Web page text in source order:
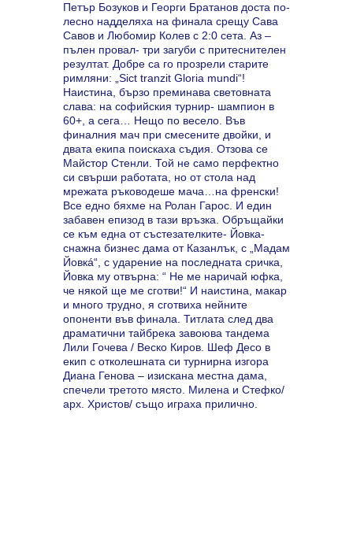
Петър Бозуков и Георги Братанов доста по-
лесно надделяха на финала срещу Сава
Савов и Любомир Колев с 2:0 сета. Аз –
пълен провал- три загуби с притеснителен
резултат. Добре са го прозрели старите
римляни: „Siсt tranzit Gloria mundi“!
Наистина, бързо преминава световната
слава: на софийския турнир- шампион в
60+, а сега… Нещо по весело. Във
финалния мач при смесените двойки, и
двата екипа поискаха съдия. Отзова се
Майстор Стенли. Той не само перфектно
си свърши работата, но от стола над
мрежата ръководеше мача…на френски!
Все едно бяхме на Ролан Гарос. И един
забавен епизод в тази връзка. Обръщайки
се към една от състезателките- Йовка-
снажна бизнес дама от Казанлък, с „Мадам
Йовкá“, с ударение на последната сричка,
Йовка му отвърна: “ Не ме наричай юфка,
че някой ще ме сготви!“ И наистина, макар
и много трудно, я сготвиха нейните
опоненти във финала. Титлата след два
драматични тайбрека завоюва тандема
Лили Гочева / Веско Киров. Шеф Десо в
екип с отколешната си турнирна изгора
Диана Генова – изискана местна дама,
спечели третото място. Милена и Стефко/
арх. Христов/ също играха прилично.